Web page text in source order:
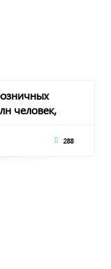
человек,
288